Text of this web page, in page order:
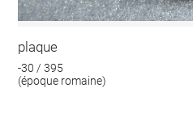
plaque
-30 / 395
(époque romaine)